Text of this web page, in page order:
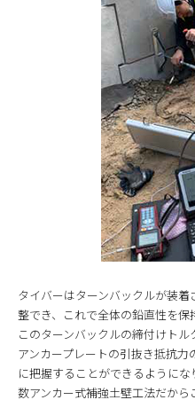
タイバーはターンバックルが装
整でき、これで全体の鉛直性を保
このターンバックルの締付けト
アンカープレートの引抜き抵抗
に把握することができるように
数アンカー式補強土壁工法だから